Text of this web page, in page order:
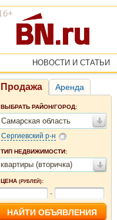
НОВОСТИ И СТАТЬИ
Продажа Аренда
ВЫБРАТЬ РАЙОН/ГОРОД:
Самарская область
Сергиевский р-н
ТИП НЕДВИЖИМОСТИ:
квартиры (вторичка)
ЦЕНА (РУБЛЕЙ):
-